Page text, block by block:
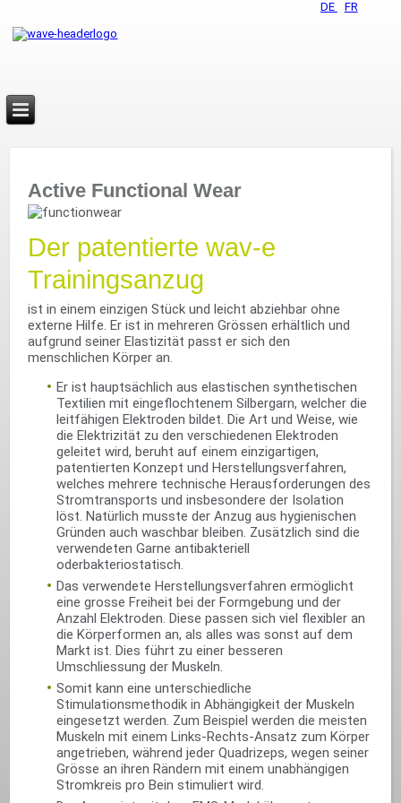
DE FR
Active Functional Wear
Der patentierte wav-e
Trainingsanzug
ist in einem einzigen Stück und leicht abziehbar ohne
externe Hilfe. Er ist in mehreren Grössen erhältlich und
aufgrund seiner Elastizität passt er sich den
menschlichen Körper an.
Er ist hauptsächlich aus elastischen synthetischen
Textilien mit eingeflochtenem Silbergarn, welcher die
leitfähigen Elektroden bildet. Die Art und Weise, wie
die Elektrizität zu den verschiedenen Elektroden
geleitet wird, beruht auf einem einzigartigen,
patentierten Konzept und Herstellungsverfahren,
welches mehrere technische Herausforderungen des
Stromtransports und insbesondere der Isolation
löst. Natürlich musste der Anzug aus hygienischen
Gründen auch waschbar bleiben. Zusätzlich sind die
verwendeten Garne antibakteriell
oderbakteriostatisch.
Das verwendete Herstellungsverfahren ermöglicht
eine grosse Freiheit bei der Formgebung und der
Anzahl Elektroden. Diese passen sich viel flexibler an
die Körperformen an, als alles was sonst auf dem
Markt ist. Dies führt zu einer besseren
Umschliessung der Muskeln.
Somit kann eine unterschiedliche
Stimulationsmethodik in Abhängigkeit der Muskeln
eingesetzt werden. Zum Beispiel werden die meisten
Muskeln mit einem Links-Rechts-Ansatz zum Körper
angetrieben, während jeder Quadrizeps, wegen seiner
Grösse an ihren Rändern mit einem unabhängigen
Stromkreis pro Bein stimuliert wird.